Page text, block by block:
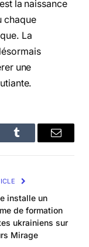
la naissance
chaque
La
une
Tumblr Email
installe un
de formation
ukrainiens sur
Mirage